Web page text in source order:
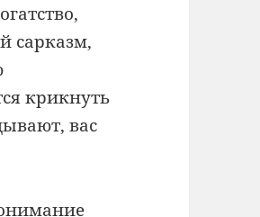
сарказм,
крикнуть
вас